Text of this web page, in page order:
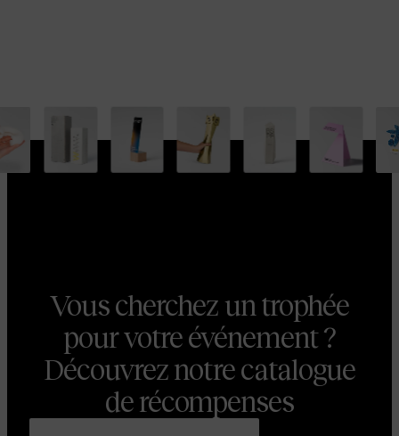
Vous cherchez un trophée
pour votre événement ?
Découvrez notre catalogue
de récompenses